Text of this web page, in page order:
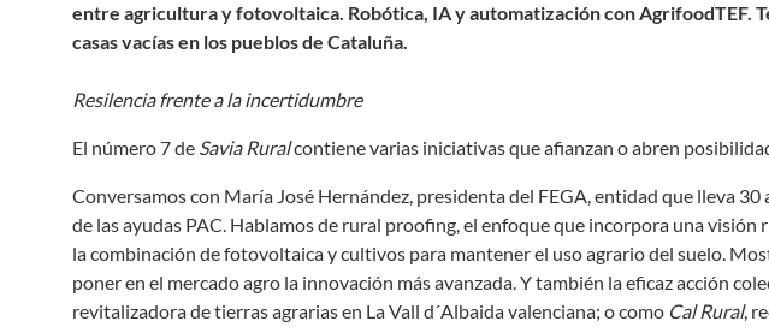
entre agricultura y fotovoltaica. Robótica, IA y automatización con AgrifoodTEF.
casas vacías en los pueblos de Cataluña.
Resilencia frente a la incertidumbre
El número 7 de Savia Ruralcontiene varias iniciativas que afianzan o abren
Conversamos con María José Hernández, presidenta del FEGA, entidad que lleva
de las ayudas PAC. Hablamos de rural proofing, el enfoque que incorpora una visión
la combinación de fotovoltaica y cultivos para mantener el uso agrario del suelo.
poner en el mercado agro la innovación más avanzada. Y también la eficaz acción
revitalizadora de tierras agrarias en La Vall d´Albaida valenciana; o como Cal Rural,